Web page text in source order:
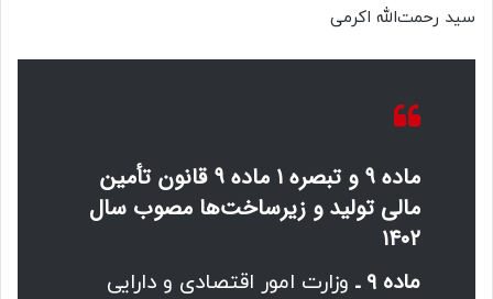
سید رحمت‌الله اکرمی
ماده ۹ و تبصره ۱ ماده ۹ قانون تأمین
مالی تولید و زیرساخت‌ها مصوب سال
۱۴۰۲
ماده ۹ ـ وزارت امور اقتصادی و ‌‌‌دارایی